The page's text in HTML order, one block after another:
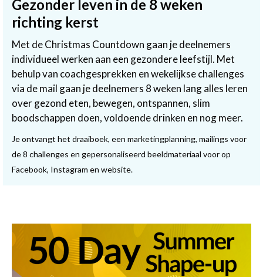
Gezonder leven in de 8 weken
richting kerst
Met de Christmas Countdown gaan je deelnemers
individueel werken aan een gezondere leefstijl. Met
behulp van coachgesprekken en wekelijkse challenges
via de mail gaan je deelnemers 8 weken lang alles leren
over gezond eten, bewegen, ontspannen, slim
boodschappen doen, voldoende drinken en nog meer.
Je ontvangt het draaiboek, een marketingplanning, mailings voor
de 8 challenges en gepersonaliseerd beeldmateriaal voor op
Facebook, Instagram en website.